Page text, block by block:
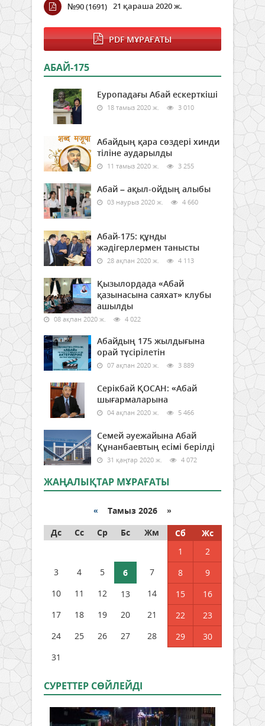
№90 (1691) 21 қараша 2020 ж.
PDF МҰРАҒАТЫ
АБАЙ-175
Еуропадағы Абай ескерткіші
18 тамыз 2020 ж. 3 010
Абайдың қара сөздері хинди
тіліне аударылды
11 тамыз 2020 ж. 3 255
Абай – ақыл-ойдың алыбы
03 наурыз 2020 ж. 4 660
Абай-175: құнды
жәдігерлермен танысты
28 ақпан 2020 ж. 4 113
Қызылордада «Абай
қазынасына саяхат» клубы
ашылды
08 ақпан 2020 ж. 4 022
Абайдың 175 жылдығына
орай түсірілетін
07 ақпан 2020 ж. 3 889
Серікбай ҚОСАН: «Абай
шығармаларына
04 ақпан 2020 ж. 5 466
Семей әуежайына Абай
Құнанбаевтың есімі берілді
31 қаңтар 2020 ж. 4 072
ЖАҢАЛЫҚТАР МҰРАҒАТЫ
« Тамыз 2026 »
Дс
Сс Ср Бс Жм Сб
Жс
1
2
3
4 5 6 7 8
9
10
11 12 13 14 15
16
17
18 19 20 21 22
23
24
25 26 27 28 29
30
31
СУРЕТТЕР СӨЙЛЕЙДI